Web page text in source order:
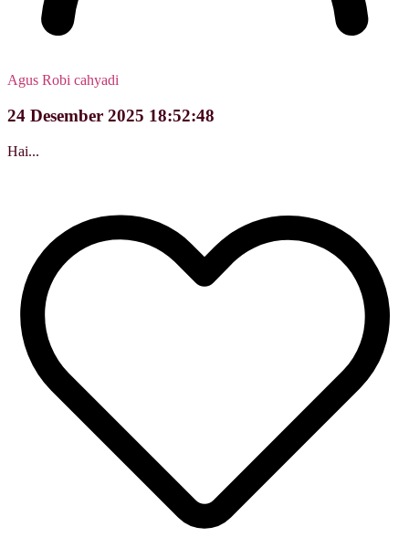
Agus Robi cahyadi
24 Desember 2025 18:52:48
Hai...